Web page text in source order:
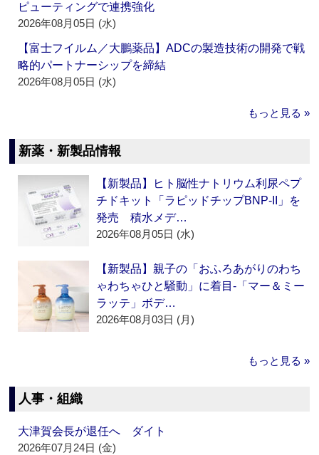
ピューティングで連携強化
2026年08月05日 (水)
【富士フイルム／大鵬薬品】ADCの製造技術の開発で戦
略的パートナーシップを締結
2026年08月05日 (水)
もっと見る »
新薬・新製品情報
【新製品】ヒト脳性ナトリウム利尿ペプ
チドキット「ラピッドチップBNP-II」を
発売 積水メデ…
2026年08月05日 (水)
【新製品】親子の「おふろあがりのわち
ゃわちゃひと騒動」に着目‐「マー＆ミー
ラッテ」ボデ…
2026年08月03日 (月)
もっと見る »
人事・組織
大津賀会長が退任へ ダイト
2026年07月24日 (金)